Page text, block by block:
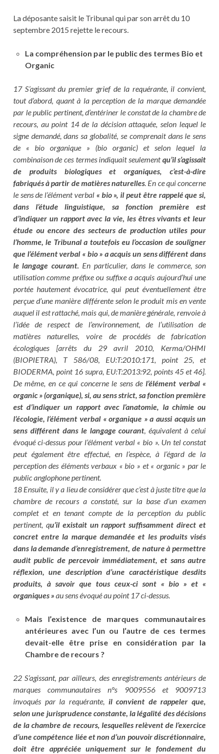
La déposante saisit le Tribunal qui par son arrêt du 10
septembre 2015 rejette le recours.
La compréhension par le public des termes Bio et
Organic
17 S’agissant du premier grief de la requérante, il convient,
tout d’abord, quant à la perception de la marque demandée
par le public pertinent, d’entériner le constat de la chambre de
recours, au point 14 de la décision attaquée, selon lequel le
signe demandé, dans sa globalité, se comprenait dans le sens
de « bio organique » (bio organic) et selon lequel la
combinaison de ces termes indiquait seulementqu’il s’agissait
de produits biologiques et organiques, c’est-à-dire
fabriqués à partir de matières naturelles. En ce qui concerne
le sens de l’élément verbal « bio », il peut être rappelé que si,
dans l’étude linguistique, sa fonction première est
d’indiquer un rapport avec la vie, les êtres vivants et leur
étude ou encore des secteurs de production utiles pour
l’homme, le Tribunal a toutefois eu l’occasion de souligner
que l’élément verbal « bio » a acquis un sens différent dans
le langage courant. En particulier, dans le commerce, son
utilisation comme préfixe ou suffixe a acquis aujourd’hui une
portée hautement évocatrice, qui peut éventuellement être
perçue d’une manière différente selon le produit mis en vente
auquel il est rattaché, mais qui, de manière générale, renvoie à
l’idée de respect de l’environnement, de l’utilisation de
matières naturelles, voire de procédés de fabrication
écologiques [arrêts du 29 avril 2010, Kerma/OHMI
(BIOPIETRA), T 586/08, EU:T:2010:171, point 25, et
BIODERMA, point 16 supra, EU:T:2013:92, points 45 et 46].
De même, en ce qui concerne le sens de l’élément verbal «
organic » (organique), si, au sens strict, sa fonction première
est d’indiquer un rapport avec l’anatomie, la chimie ou
l’écologie, l’élément verbal « organique » a aussi acquis un
sens différent dans le langage courant, équivalent à celui
évoqué ci-dessus pour l’élément verbal « bio ». Un tel constat
peut également être effectué, en l’espèce, à l’égard de la
perception des éléments verbaux « bio » et « organic » par le
public anglophone pertinent.
18 Ensuite, il y a lieu de considérer que c’est à juste titre que la
chambre de recours a constaté, sur la base d’un examen
complet et en tenant compte de la perception du public
pertinent, qu’il existait un rapport suffisamment direct et
concret entre la marque demandée et les produits visés
dans la demande d’enregistrement, de nature à permettre
audit public de percevoir immédiatement, et sans autre
réflexion, une description d’une caractéristique desdits
produits, à savoir que tous ceux-ci sont « bio » et «
organiques »au sens évoqué au point 17 ci-dessus.
Mais l’existence de marques communautaires
antérieures avec l’un ou l’autre de ces termes
devait-elle être prise en considération par la
Chambre de recours ?
22 S’agissant, par ailleurs, des enregistrements antérieurs de
marques communautaires n°s 9009556 et 9009713
invoqués par la requérante, il convient de rappeler que,
selon une jurisprudence constante, la légalité des décisions
de la chambre de recours, lesquelles relèvent de l’exercice
d’une compétence liée et non d’un pouvoir discrétionnaire,
doit être appréciée uniquement sur le fondement du